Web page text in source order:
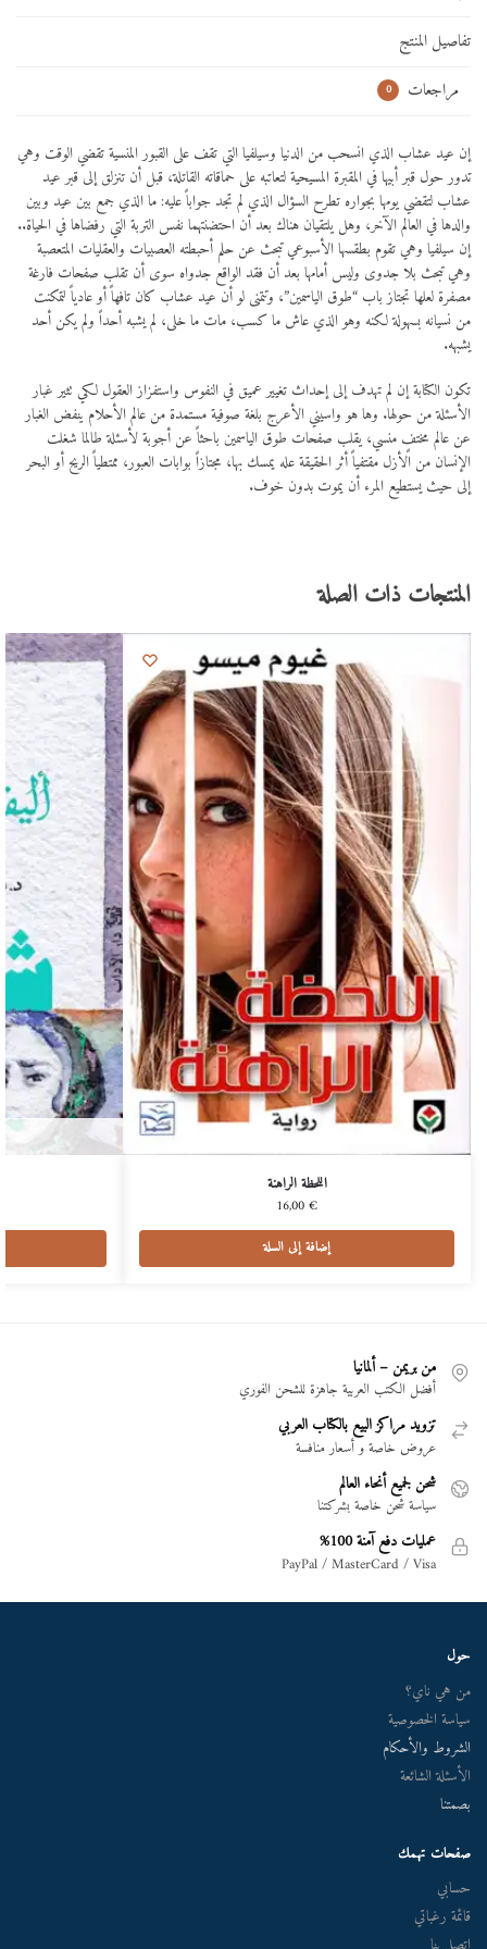
تفاصيل المنتج
مراجعات
0
إن عيد عشاب الذي انسحب من الدنيا وسيلفيا التي تقف على القبور المنسية تقضي الوقت وهي
تدور حول قبر أبيها في المقبرة المسيحية لتعاتبه على حماقاته القاتلة، قبل أن تنزلق إلى قبر عيد
عشاب لتقضي يومها بجواره تطرح السؤال الذي لم تجد جواباً عليه: ما الذي جمع بين عيد وبين
والدها في العالم الآخر، وهل يلتقيان هناك بعد أن احتضنتهما نفس التربة التي رفضاها في الحياة..
إن سيلفيا وهي تقوم بطقسها الأسبوعي تبحث عن حلم أحبطته العصبيات والعقليات المتعصبة
وهي تبحث بلا جدوى وليس أمامها بعد أن فقد الواقع جدواه سوى أن تقلب صفحات فارغة
مصفرة لعلها تجتاز باب “طوق الياسمين”، وتتمنى لو أن عيد عشاب كان تافهاً أو عادياً لتمكنت
من نسيانه بسهولة لكنه وهو الذي عاش ما كسب، مات ما خلى، لم يشبه أحداً ولم يكن أحد
يشبهه.
تكون الكتابة إن لم تهدف إلى إحداث تغيير عميق في النفوس واستفزاز العقول لكي تثير غبار
الأسئلة من حولها. وها هو واسيني الأعرج بلغة صوفية مستمدة من عالم الأحلام ينفض الغبار
عن عالم مختفٍ منسي، يقلب صفحات طوق الياسمين باحثاً عن أجوبة لأسئلة طالما شغلت
الإنسان من الأزل مقتفياً أثر الحقيقة عله يمسك بها، مجتازاً بوابات العبور، ممتطياً الريح أو البحر
إلى حيث يستطيع المرء أن يموت بدون خوف.
المنتجات ذات الصلة
اللحظة الراهنة
16,00€
إضافة إلى السلة
من بريمن – ألمانيا
أفضل الكتب العربية جاهزة للشحن الفوري
تزويد مراكز البيع بالكتاب العربي
عروض خاصة و أسعار منافسة
شحن لجميع أنحاء العالم
سياسة شحن خاصة بشركتنا
عمليات دفع آمنة 100%
PayPal / MasterCard / Visa
حول
من هي ناي؟
سياسة الخصوصية
الشروط والأحكام
الأسئلة الشائعة
بصمتنا
صفحات تهمك
حسابي
قائمة رغباتي